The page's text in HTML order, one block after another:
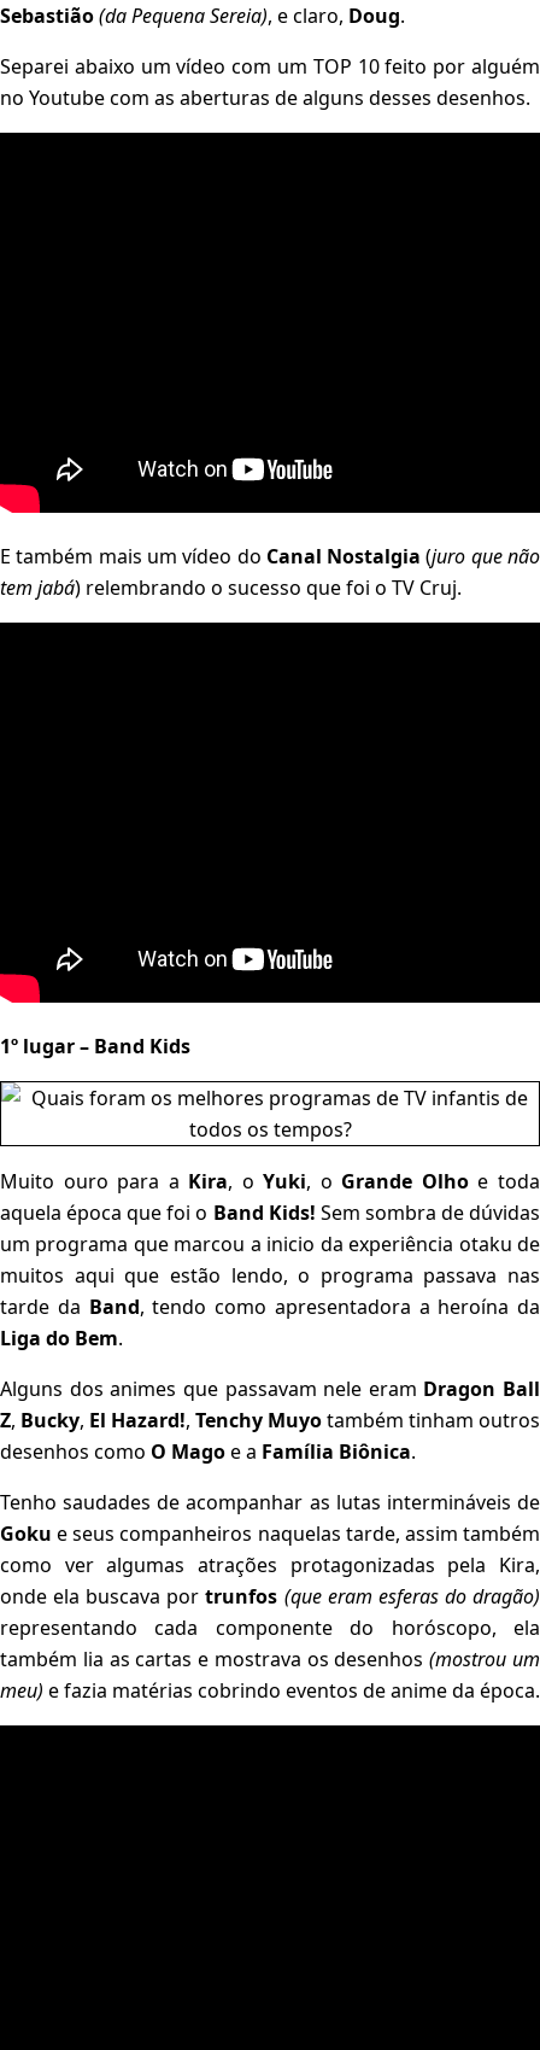
Sebastião(da Pequena Sereia), e claro, Doug.
Separei abaixo um vídeo com um TOP 10 feito por alguém
no Youtube com as aberturas de alguns desses desenhos.
E também mais um vídeo do Canal Nostalgia (juro que não
tem jabá) relembrando o sucesso que foi o TV Cruj.
1º lugar – Band Kids
Muito ouro para a Kira, oYuki, o Grande Olhoe toda
aquela época que foi o Band Kids! Sem sombra de dúvidas
um programa que marcou a inicio da experiência otaku de
muitos aqui que estão lendo, o programa passava nas
tarde da Band, tendo como apresentadora a heroína da
Liga do Bem.
Alguns dos animes que passavam nele eram Dragon Ball
Z, Bucky, El Hazard!, Tenchy Muyotambém tinham outros
desenhos como O Magoe a Família Biônica.
Tenho saudades de acompanhar as lutas intermináveis de
Goku e seus companheiros naquelas tarde, assim também
como ver algumas atrações protagonizadas pela Kira,
onde ela buscava portrunfos (que eram esferas do dragão)
representando cada componente do horóscopo, ela
também lia as cartas e mostrava os desenhos(mostrou um
meu) e fazia matérias cobrindo eventos de anime da época.